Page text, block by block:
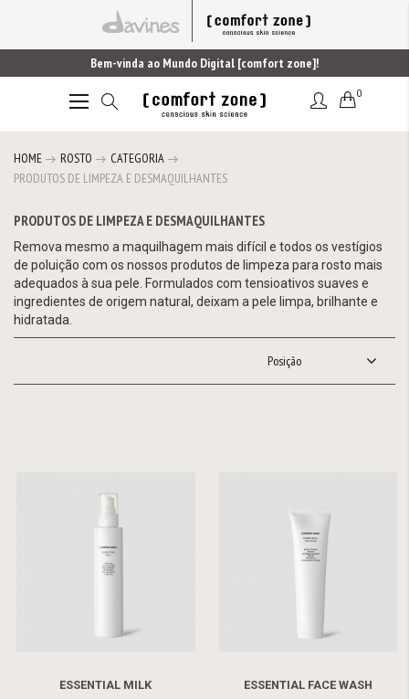
Bem-vinda ao Mundo Digital [comfort zone]!
Alternar
0
HOME ROSTO
CATEGORIA
PRODUTOS DE LIMPEZA E DESMAQUILHANTES
PRODUTOS DE LIMPEZA E DESMAQUILHANTES
Remova mesmo a maquilhagem mais difícil e todos os vestígios
de poluição com os nossos produtos de limpeza para rosto mais
adequados à sua pele. Formulados com tensioativos suaves e
ingredientes de origem natural, deixam a pele limpa, brilhante e
hidratada.
ESSENTIAL MILK ESSENTIAL FACE WASH